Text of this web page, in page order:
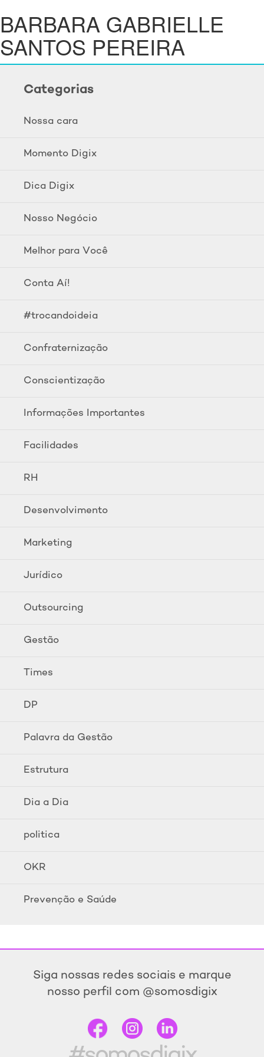
BARBARA GABRIELLE
SANTOS PEREIRA
Categorias
Nossa cara
Momento Digix
Dica Digix
Nosso Negócio
Melhor para Você
Conta Aí!
#trocandoideia
Confraternização
Conscientização
Informações Importantes
Facilidades
RH
Desenvolvimento
Marketing
Jurídico
Outsourcing
Gestão
Times
DP
Palavra da Gestão
Estrutura
Dia a Dia
politica
OKR
Prevenção e Saúde
Siga nossas redes sociais e marque
nosso perfil com @somosdigix